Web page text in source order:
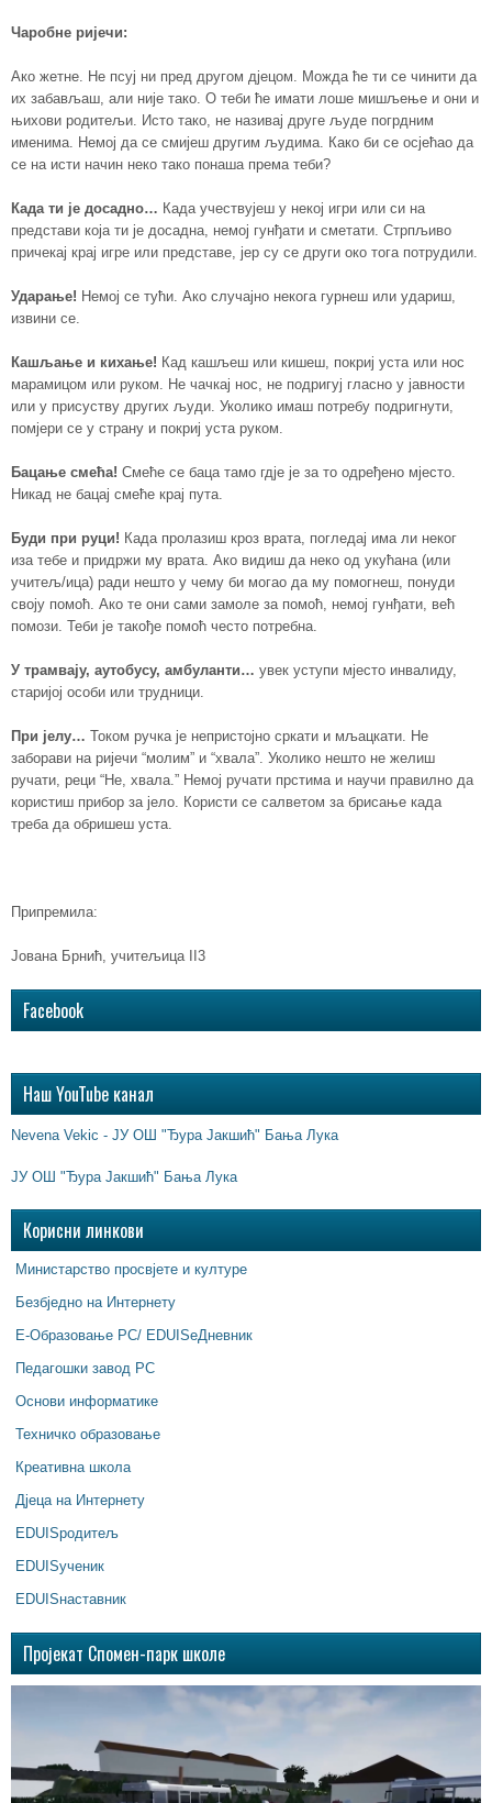
Чаробне ријечи:
Ако жетне. Не псуј ни пред другом дјецом. Можда ће ти се чинити да
их забављаш, али није тако. О теби ће имати лоше мишљење и они и
њихови родитељи. Исто тако, не називај друге људе погрдним
именима. Немој да се смијеш другим људима. Како би се осјећао да
се на исти начин неко тако понаша према теби?
Када ти је досадно… Када учествујеш у некој игри или си на
представи која ти је досадна, немој гунђати и сметати. Стрпљиво
причекај крај игре или представе, јер су се други око тога потрудили.
Ударање! Немој се тући. Ако случајно некога гурнеш или удариш,
извини се.
Кашљање и кихање! Кад кашљеш или кишеш, покриј уста или нос
марамицом или руком. Не чачкај нос, не подригуј гласно у јавности
или у присуству других људи. Уколико имаш потребу подригнути,
помјери се у страну и покриј уста руком.
Бацање смећа! Смеће се баца тамо гдје је за то одређено мјесто.
Никад не бацај смеће крај пута.
Буди при руци! Када пролазиш кроз врата, погледај има ли неког
иза тебе и придржи му врата. Ако видиш да неко од укућана (или
учитељ/ица) ради нешто у чему би могао да му помогнеш, понуди
своју помоћ. Ако те они сами замоле за помоћ, немој гунђати, већ
помози. Теби је такође помоћ често потребна.
У трамвају, аутобусу, амбуланти… увек уступи мјесто инвалиду,
старијој особи или трудници.
При јелу… Током ручка је непристојно сркати и мљацкати. Не
заборави на ријечи “молим” и “хвала”. Уколико нешто не желиш
ручати, реци “Не, хвала.” Немој ручати прстима и научи правилно да
користиш прибор за јело. Користи се салветом за брисање када
треба да обришеш уста.
Припремила:
Јована Брнић, учитељица II3
Facebook
Наш YouTube канал
Nevena Vekic - ЈУ ОШ "Ђура Јакшић" Бања Лука
ЈУ ОШ "Ђура Јакшић" Бања Лука
Корисни линкови
Министарство просвјете и културе
Безбједно на Интернету
Е-Образовање РС/ EDUISeДневник
Педагошки завод РС
Основи информатике
Техничко образовање
Креативна школа
Дјеца на Интернету
EDUISродитељ
EDUISученик
EDUISнаставник
Пројекат Спомен-парк школе